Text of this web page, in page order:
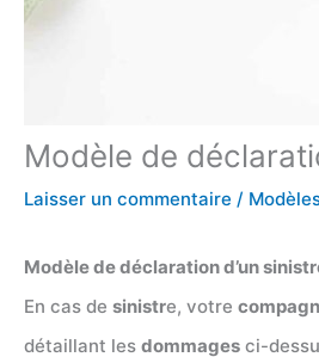
Modèle de
Laisser un commentaire /
Modèle de déclaration d’un
En cas de sinistre, votre
détaillant les dommages ci-